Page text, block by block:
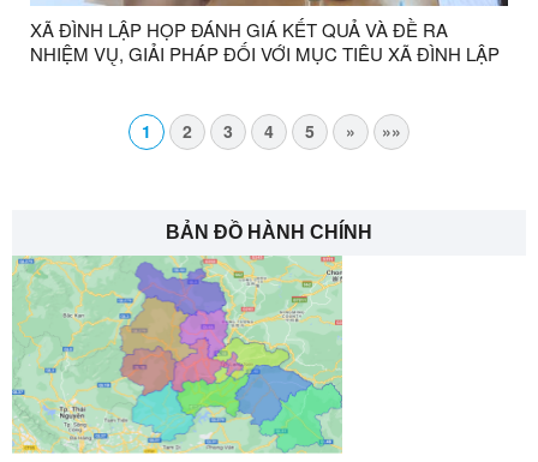
XÃ ĐÌNH LẬP HỌP ĐÁNH GIÁ KẾT QUẢ VÀ ĐỀ RA
NHIỆM VỤ, GIẢI PHÁP ĐỐI VỚI MỤC TIÊU XÃ ĐÌNH LẬP
1 2 3 4 5 » »»
BẢN ĐỒ HÀNH CHÍNH